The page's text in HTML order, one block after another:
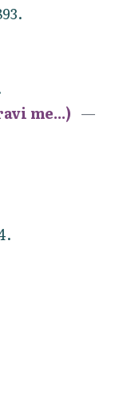
me...)